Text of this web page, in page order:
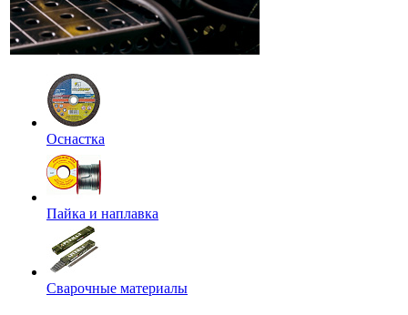
Оснастка
Пайка и наплавка
Сварочные материалы